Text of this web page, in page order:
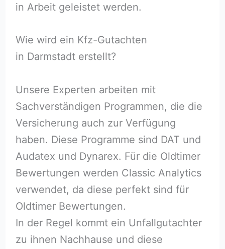
in Arbeit geleistet werden.
Wie wird ein Kfz-Gutachten
in Darmstadt erstellt?
Unsere Experten arbeiten mit
Sachverständigen Programmen, die die
Versicherung auch zur Verfügung
haben. Diese Programme sind DAT und
Audatex und Dynarex. Für die Oldtimer
Bewertungen werden Classic Analytics
verwendet, da diese perfekt sind für
Oldtimer Bewertungen.
In der Regel kommt ein Unfallgutachter
zu ihnen Nachhause und diese